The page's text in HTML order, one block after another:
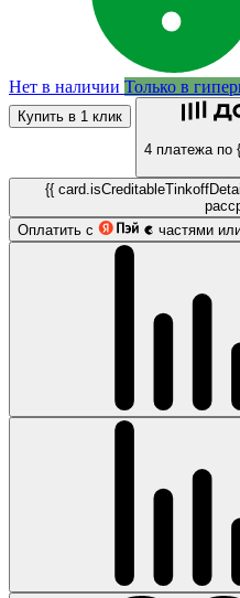
Нет в наличии Только в
Купить в 1 клик
4 платежа по
{{
Оплатить с
частями